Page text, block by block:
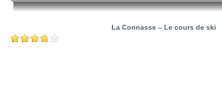
La Connasse – Le cours de ski